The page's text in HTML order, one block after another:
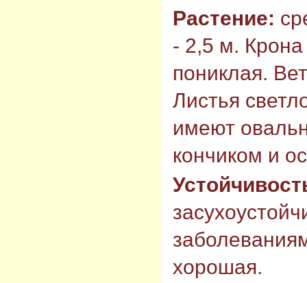
Растение:
- 2,5 м. Крона
пониклая.
Листья
имеют
кончиком и
хорошая.